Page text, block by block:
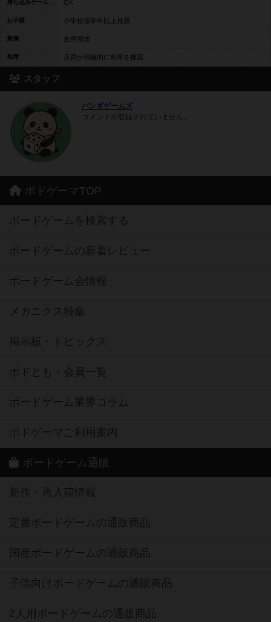
持ち込みゲーム OK
お子様 小学校低学年以上推奨
禁煙 全席禁煙
相席 店員が積極的に相席を推奨
スタッフ
パンダゲームズ
コメントが登録されていません。
ボドゲーマTOP
ボードゲームを検索する
ボードゲームの新着レビュー
ボードゲーム会情報
メカニクス特集
掲示板・トピックス
ボドとも・会員一覧
ボードゲーム業界コラム
ボドゲーマご利用案内
ボードゲーム通販
新作・再入荷情報
定番ボードゲームの通販商品
国産ボードゲームの通販商品
子供向けボードゲームの通販商品
2人用ボードゲームの通販商品